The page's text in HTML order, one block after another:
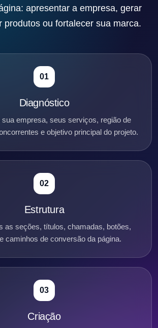
apresentar a empresa, gerar
produtos ou fortalecer sua marca.
01
Diagnóstico
sua empresa, seus serviços, região de
e objetivo principal do projeto.
02
Estrutura
as seções, títulos, chamadas, botões,
caminhos de conversão da página.
03
Criação